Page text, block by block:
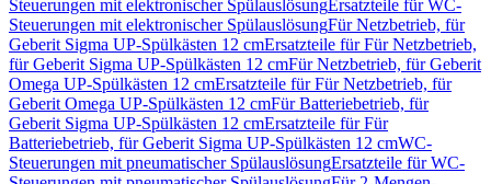
Steuerungen mit elektronischer SpülauslösungErsatzteile für WC-
Steuerungen mit elektronischer SpülauslösungFür Netzbetrieb, für
Geberit Sigma UP-Spülkästen 12 cmErsatzteile für Für Netzbetrieb,
für Geberit Sigma UP-Spülkästen 12 cmFür Netzbetrieb, für Geberit
Omega UP-Spülkästen 12 cmErsatzteile für Für Netzbetrieb, für
Geberit Omega UP-Spülkästen 12 cmFür Batteriebetrieb, für
Geberit Sigma UP-Spülkästen 12 cmErsatzteile für Für
Batteriebetrieb, für Geberit Sigma UP-Spülkästen 12 cmWC-
Steuerungen mit pneumatischer SpülauslösungErsatzteile für WC-